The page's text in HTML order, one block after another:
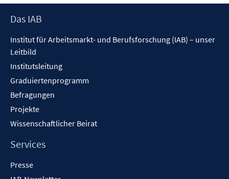
öffnen
Footer
Das IAB
Institut für Arbeitsmarkt- und Berufsforschung (IAB) – unser
Leitbild
Institutsleitung
Graduiertenprogramm
Befragungen
Projekte
Wissenschaftlicher Beirat
Services
Presse